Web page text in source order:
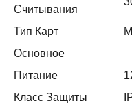
Считывания
Тип Карт
Основное
Питание
Класс Защиты